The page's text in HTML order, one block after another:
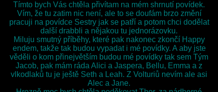
Tímto bych Vás chtěla přivítam na mém shrnutí povídek.
Vím, že tu zatim nic není, ale to se doufám brzo změní
pracuji na povídce Sestry jak se patří a potom chci dodělat
další drabbli a nějakou tu jednorázovku.
Miluju smutný příběhy, které pak nakonec zkončí Happy
endem, takže tak budou vypadat i mé povídky. A aby jste
věděli o kom přinejvětším budou mé povídky tak sem Tým
Jacob, pak mám ráda Alici a Jaspera, Bellu, Emma a z
vlkodlaků tu je ještě Seth a Leah. Z Volturiů nevím ale asi
Alec a Jane.